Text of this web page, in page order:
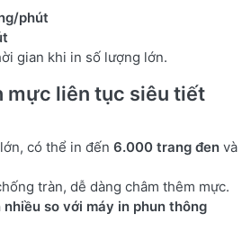
phút
gian khi in số lượng lớn.
mực liên tục siêu tiết
có thể in đến 6.000 trang đen và
tràn, dễ dàng châm thêm mực.
nhiều so với máy in phun thông